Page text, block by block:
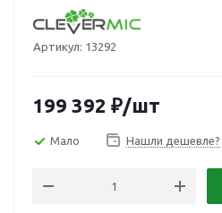
Артикул: 13292
199 392 ₽/шт
Мало Нашли дешевле?